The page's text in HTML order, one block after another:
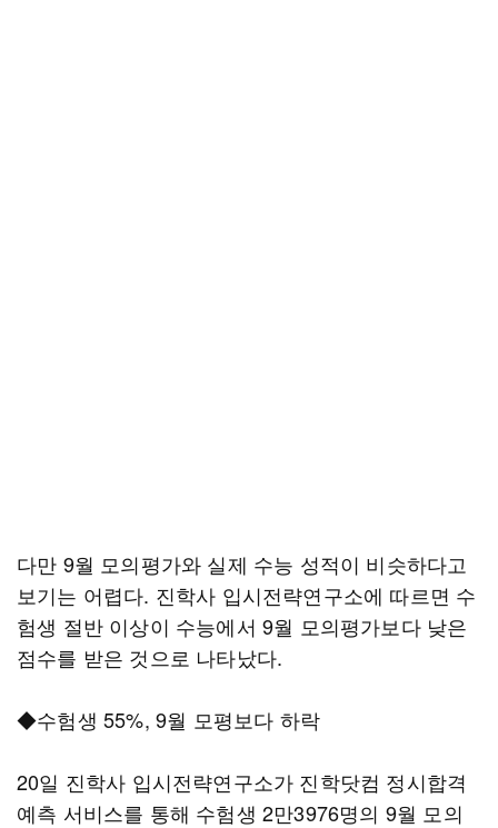
다만 9월 모의평가와 실제 수능 성적이 비슷하다고
보기는 어렵다. 진학사 입시전략연구소에 따르면 수
험생 절반 이상이 수능에서 9월 모의평가보다 낮은
점수를 받은 것으로 나타났다.
◆수험생 55%, 9월 모평보다 하락
20일 진학사 입시전략연구소가 진학닷컴 정시합격
예측 서비스를 통해 수험생 2만3976명의 9월 모의